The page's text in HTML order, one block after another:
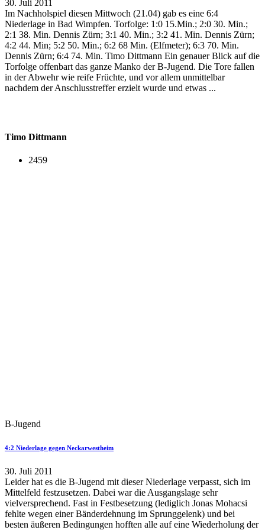
30. Juli 2011
Im Nachholspiel diesen Mittwoch (21.04) gab es eine 6:4
Niederlage in Bad Wimpfen. Torfolge: 1:0 15.Min.; 2:0 30. Min.;
2:1 38. Min. Dennis Zürn; 3:1 40. Min.; 3:2 41. Min. Dennis Zürn;
4:2 44. Min; 5:2 50. Min.; 6:2 68 Min. (Elfmeter); 6:3 70. Min.
Dennis Zürn; 6:4 74. Min. Timo Dittmann Ein genauer Blick auf die
Torfolge offenbart das ganze Manko der B-Jugend. Die Tore fallen
in der Abwehr wie reife Früchte, und vor allem unmittelbar
nachdem der Anschlusstreffer erzielt wurde und etwas ...
Timo Dittmann
2459
B-Jugend
4:2 Niederlage gegen Neckarwestheim
30. Juli 2011
Leider hat es die B-Jugend mit dieser Niederlage verpasst, sich im
Mittelfeld festzusetzen. Dabei war die Ausgangslage sehr
vielversprechend. Fast in Festbesetzung (lediglich Jonas Mohacsi
fehlte wegen einer Bänderdehnung im Sprunggelenk) und bei
besten äußeren Bedingungen hofften alle auf eine Wiederholung der